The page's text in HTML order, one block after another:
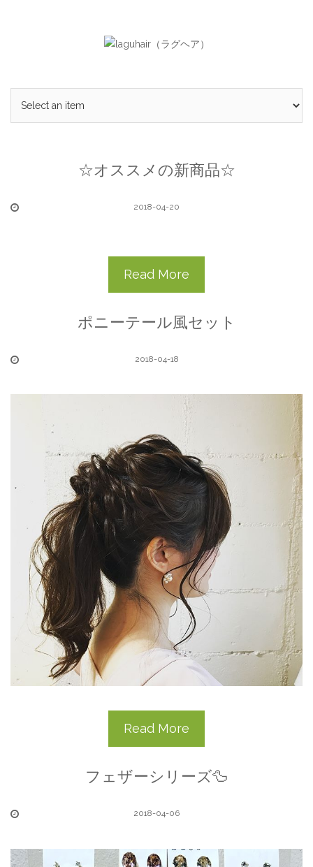
☆オススメの新商品☆
2018-04-20
Read More
ポニーテール風セット
2018-04-18
Read More
フェザーシリーズ🦆
2018-04-06